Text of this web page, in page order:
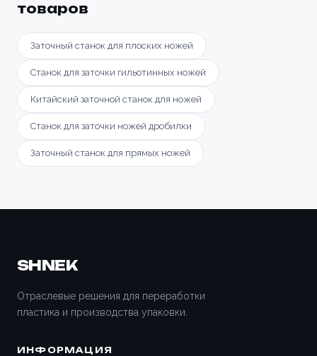
товаров
Заточный станок для плоских ножей
Станок для заточки гильотинных ножей
Китайский заточной станок для ножей
Станок для заточки ножей дробилки
Заточный станок для прямых ножей
SHNEK
Отраслевые решения для переработки
пластика и производства упаковки.
ИНФОРМАЦИЯ